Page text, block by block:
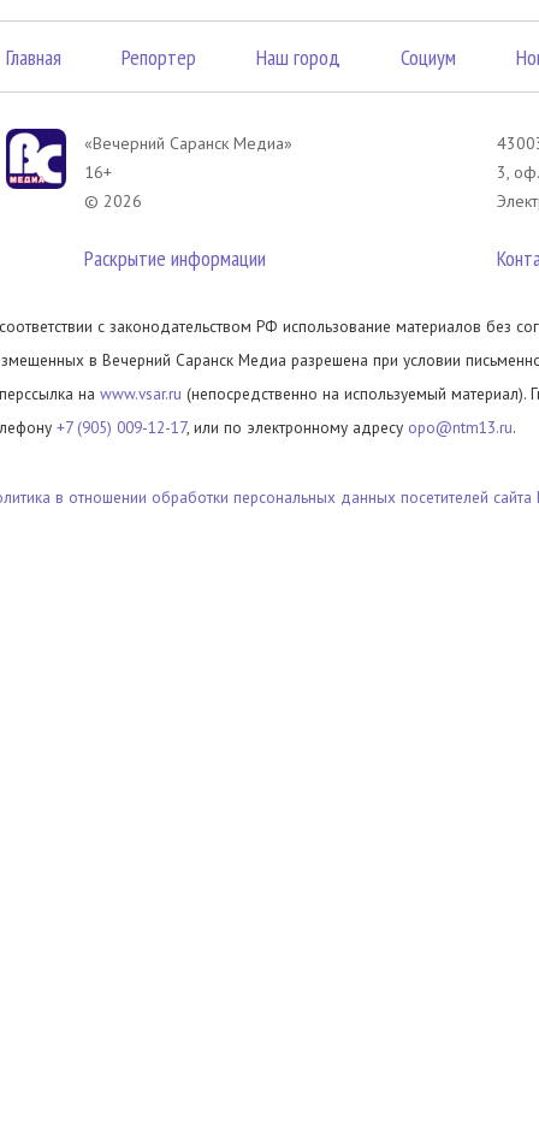
Главная Репортер Наш город Социум
«Вечерний Саранск Mедиа»
16+
© 2026
Раскрытие информации
3,
с законодательством РФ использование материалов без
в Вечерний Саранск Медиа разрешена при условии
на www.vsar.ru (непосредственно на используемый материал).
+7 (905) 009-12-17, или по электронному адресу opo@ntm13.ru.
в отношении обработки персональных данных посетителей